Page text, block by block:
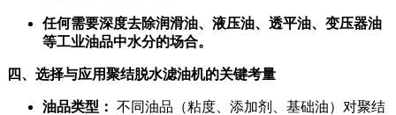
任何需要深度去除润滑油、液压油、透平油、变压器油
等工业油品中水分的场合。
四、选择与应用聚结脱水滤油机的关键考量
油品类型： 不同油品（粘度、添加剂、基础油）对聚结